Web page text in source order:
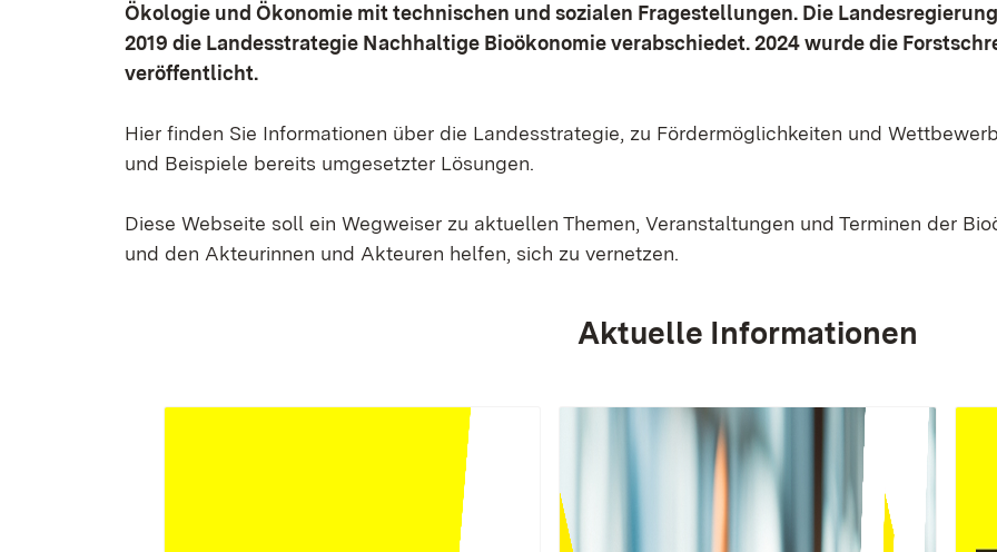
Ökologie und Ökonomie mit technischen und sozialen Fragestellungen. Die
2019 die Landesstrategie Nachhaltige Bioökonomie verabschiedet. 2024 wurde die
veröffentlicht.
Hier finden Sie Informationen über die Landesstrategie, zu Fördermöglichkeiten und
und Beispiele bereits umgesetzter Lösungen.
Diese Webseite soll ein Wegweiser zu aktuellen Themen, Veranstaltungen und Terminen der
und den Akteurinnen und Akteuren helfen, sich zu vernetzen.
Aktuelle Informationen